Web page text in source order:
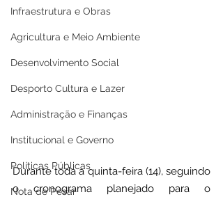
Infraestrutura e Obras
Agricultura e Meio Ambiente
Desenvolvimento Social
Desporto Cultura e Lazer
Administração e Finanças
Institucional e Governo
Políticas Públicas
Nota de Pesar
Durante toda a quinta-feira (14), seguindo
o cronograma planejado para o